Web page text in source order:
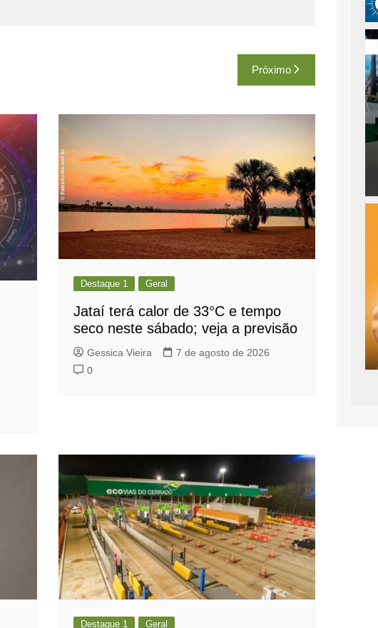
Próximo
Destaque 1 Geral
Jataí terá calor de 33°C e tempo
seco neste sábado; veja a previsão
Gessica Vieira
7 de agosto de 2026
0
Destaque 1 Geral